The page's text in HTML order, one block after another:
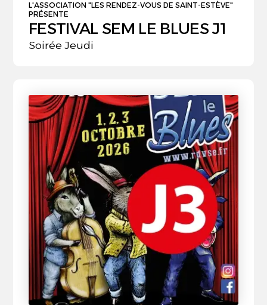
L'ASSOCIATION "LES RENDEZ-VOUS DE SAINT-ESTÈVE"
PRÉSENTE
FESTIVAL SEM LE BLUES J1
Soirée Jeudi